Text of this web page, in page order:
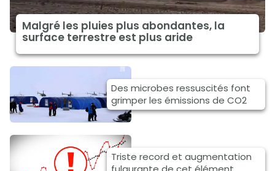
Malgré les pluies plus abondantes, la
surface terrestre est plus aride
Des microbes ressuscités font
grimper les émissions de CO2
Triste record et augmentation